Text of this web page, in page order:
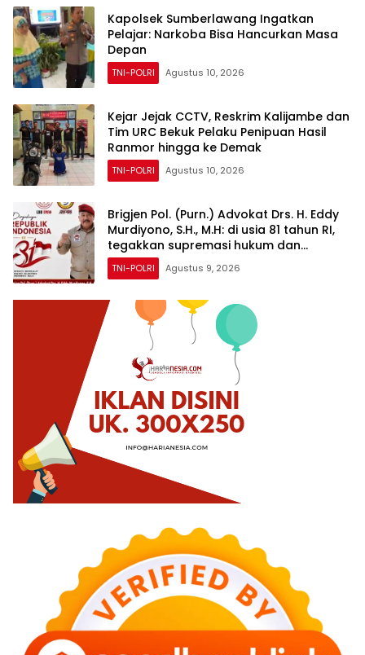
Kapolsek Sumberlawang Ingatkan
Pelajar: Narkoba Bisa Hancurkan Masa
Depan
TNI-POLRI Agustus 10, 2026
Kejar Jejak CCTV, Reskrim Kalijambe dan
Tim URC Bekuk Pelaku Penipuan Hasil
Ranmor hingga ke Demak
TNI-POLRI Agustus 10, 2026
Brigjen Pol. (Purn.) Advokat Drs. H. Eddy
Murdiyono, S.H., M.H: di usia 81 tahun RI,
tegakkan supremasi hukum dan
keadilan untuk seluruh rakyat Indonesia
TNI-POLRI Agustus 9, 2026